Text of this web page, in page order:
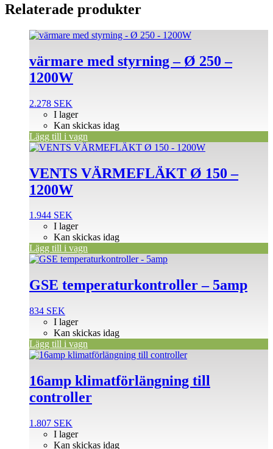
Relaterade produkter
värmare med styrning – Ø 250 –
1200W
2.278 SEK
I lager
Kan skickas idag
Lägg till i vagn
VENTS VÄRMEFLÄKT Ø 150 –
1200W
1.944 SEK
I lager
Kan skickas idag
Lägg till i vagn
GSE temperaturkontroller – 5amp
834 SEK
I lager
Kan skickas idag
Lägg till i vagn
16amp klimatförlängning till
controller
1.807 SEK
I lager
Kan skickas idag